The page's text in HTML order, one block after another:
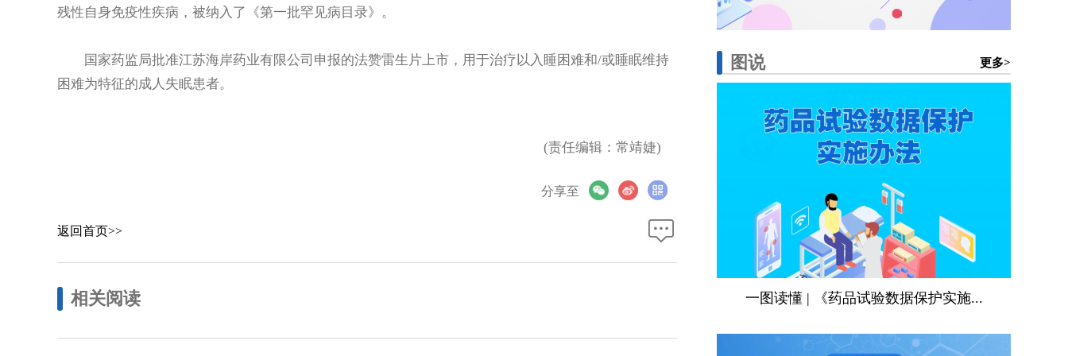
残性自身免疫性疾病，被纳入了《第一批罕见病目录》。
国家药监局批准江苏海岸药业有限公司申报的法赞雷生片上市，用于治疗以入睡困难和/或睡眠维持
困难为特征的成人失眠患者。
(责任编辑：常靖婕)
分享至
返回首页>>
相关阅读
图说 更多>
一图读懂 | 《药品试验数据保护实施...